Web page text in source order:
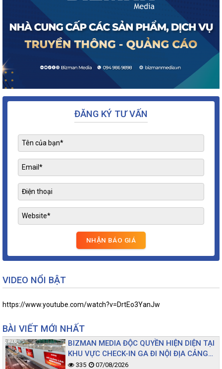
ĐĂNG KÝ TƯ VẤN
VIDEO NỔI BẬT
https://www.youtube.com/watch?v=DrtEo3YanJw
BÀI VIẾT MỚI NHẤT
BIZMAN MEDIA ĐỘC QUYỀN HIỆN DIỆN TẠI
KHU VỰC CHECK-IN GA ĐI NỘI ĐỊA CẢNG
HKQT PHÚ QUỐC
335 07/08/2026